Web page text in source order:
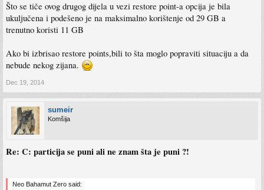
Što se tiče ovog drugog dijela u vezi restore point-a opcija je bila
ukuljučena i podešeno je na maksimalno korištenje od 29 GB a
trenutno koristi 11 GB
Ako bi izbrisao restore points,bili to šta moglo popraviti situaciju a da
nebude nekog zijana.
Dec 19, 2014
sumeir
Komšija
Re: C: particija se puni ali ne znam šta je puni ?!
Neo Bahamut Zero said: